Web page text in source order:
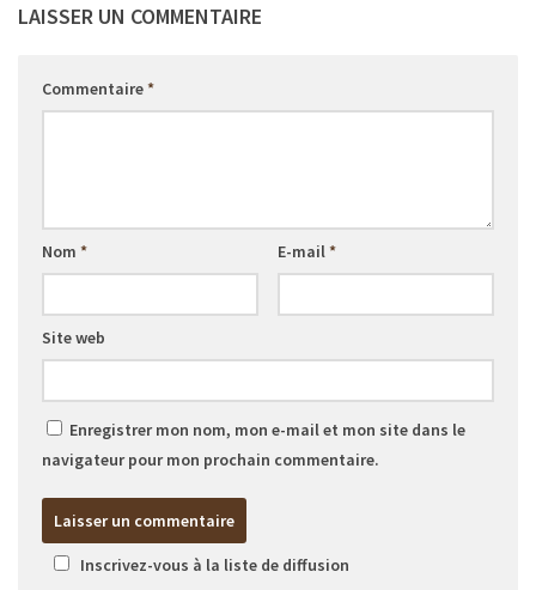
LAISSER UN COMMENTAIRE
Commentaire*
Nom * E-mail*
Site web
Enregistrer mon nom, mon e-mail et mon site dans le
navigateur pour mon prochain commentaire.
Inscrivez-vous à la liste de diffusion